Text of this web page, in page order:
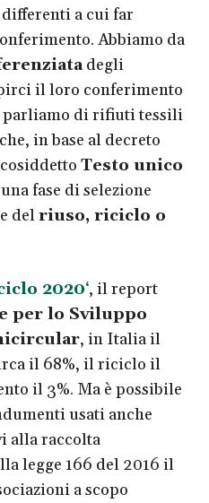
a cui far
Abbiamo da
degli
il loro conferimento
di rifiuti tessili
in base al decreto
Testo unico
fase di selezione
delriuso, riciclo o
2020‘, il report
per lo Sviluppo
, in Italia il
il 68%, il riciclo il
il 3%. Ma è possibile
usati anche
alla raccolta
legge 166 del 2016 il
a scopo